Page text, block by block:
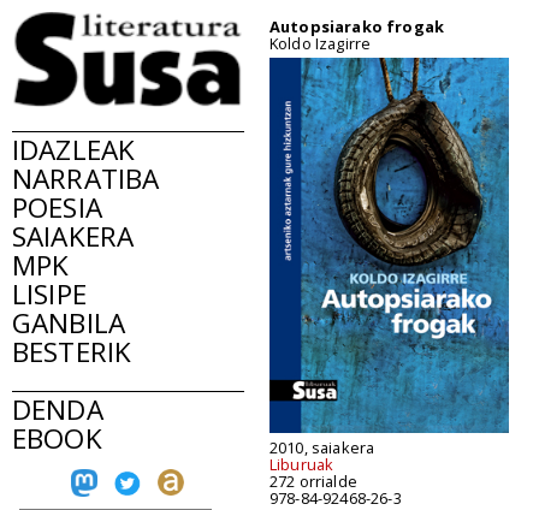
IDAZLEAK
NARRATIBA
POESIA
SAIAKERA
MPK
LISIPE
GANBILA
BESTERIK
DENDA
EBOOK
Autopsiarako frogak
Koldo Izagirre
2010, saiakera
Liburuak
272 orrialde
978-84-92468-26-3